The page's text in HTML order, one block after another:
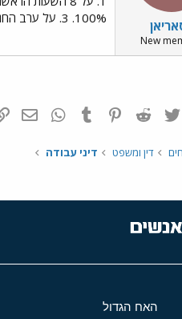
New
100%. 3. על ערב החג - ברור שלא (אלא אם הוסכם אחרת). על החג עצמו - אני חושב שלא.
Twitter
Reddit
Pinterest
Tumblr
דין ומשפט דיני עבודה
האח הגדול